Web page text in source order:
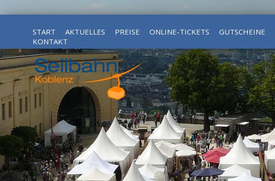
START AKTUELLES PREISE ONLINE-TICKETS GUTSCHEINE
KONTAKT